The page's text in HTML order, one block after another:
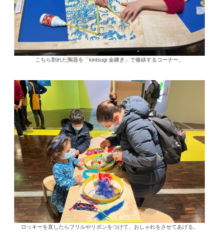
こちら割れた陶器を「kintsugi 金継ぎ」で修繕するコーナー。
ロッキーを直したらフリルやリボンをつけて、おしゃれをさせてあげる。